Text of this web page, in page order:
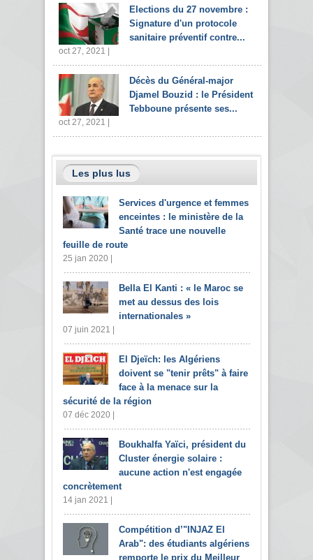
Elections du 27 novembre :
Signature d'un protocole
sanitaire préventif contre...
oct 27, 2021 |
Décès du Général-major
Djamel Bouzid : le Président
Tebboune présente ses...
oct 27, 2021 |
Les plus lus
Services d'urgence et femmes
enceintes : le ministère de la
Santé trace une nouvelle
feuille de route
25 jan 2020 |
Bella El Kanti : « le Maroc se
met au dessus des lois
internationales »
07 juin 2021 |
El Djeïch: les Algériens
doivent se "tenir prêts" à faire
face à la menace sur la
sécurité de la région
07 déc 2020 |
Boukhalfa Yaïci, président du
Cluster énergie solaire :
aucune action n'est engagée
concrètement
14 jan 2021 |
Compétition d’"INJAZ El
Arab": des étudiants algériens
remporte le prix du Meilleur